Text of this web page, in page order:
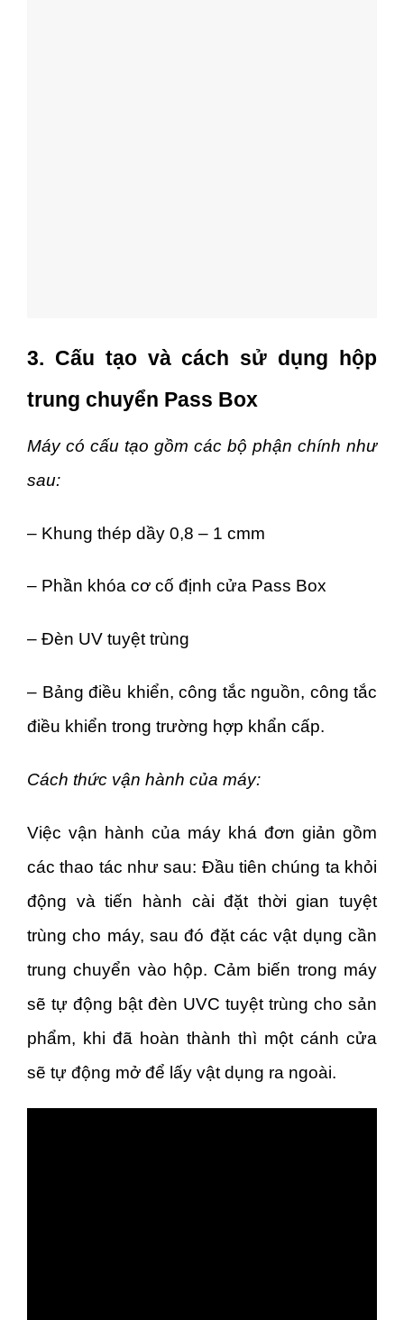
3. Cấu tạo và cách sử dụng hộp
trung chuyển Pass Box
Máy có cấu tạo gồm các bộ phận chính như
sau:
– Khung thép dầy 0,8 – 1 cmm
– Phần khóa cơ cố định cửa Pass Box
– Đèn UV tuyệt trùng
– Bảng điều khiển, công tắc nguồn, công tắc
điều khiển trong trường hợp khẩn cấp.
Cách thức vận hành của máy:
Việc vận hành của máy khá đơn giản gồm
các thao tác như sau: Đầu tiên chúng ta khỏi
động và tiến hành cài đặt thời gian tuyệt
trùng cho máy, sau đó đặt các vật dụng cần
trung chuyển vào hộp. Cảm biến trong máy
sẽ tự động bật đèn UVC tuyệt trùng cho sản
phẩm, khi đã hoàn thành thì một cánh cửa
sẽ tự động mở để lấy vật dụng ra ngoài.